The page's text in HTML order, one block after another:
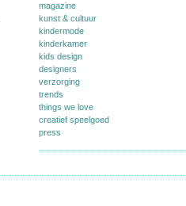
magazine
kunst & cultuur
kindermode
kinderkamer
kids design
designers
verzorging
trends
things we love
creatief speelgoed
press